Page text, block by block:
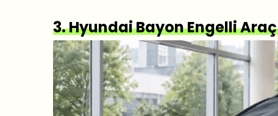
3. Hyundai BayonEngelli